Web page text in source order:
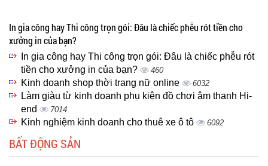
In gia công hay Thi công trọn gói: Đâu là chiếc phễu rót tiền cho
xưởng in của bạn?
In gia công hay Thi công trọn gói: Đâu là chiếc phễu rót
tiền cho xưởng in của bạn?
460
Kinh doanh shop thời trang nữ online 6032
Làm giàu từ kinh doanh phụ kiện đồ chơi âm thanh Hi-
end
7014
Kinh nghiệm kinh doanh cho thuê xe ô tô 6092
BẤT ĐỘNG SẢN